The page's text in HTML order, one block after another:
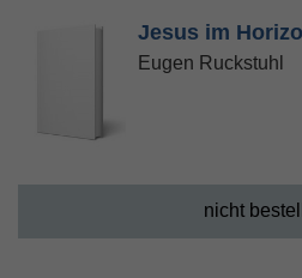
Jesus im
Eugen Ruckstuhl
nicht